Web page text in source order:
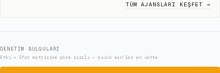
TÜM AJANSLARI KEŞFET →
DENETIM BULGULARI
Etki × Efor matrisine göre sıralı — quick win'ler en üstte